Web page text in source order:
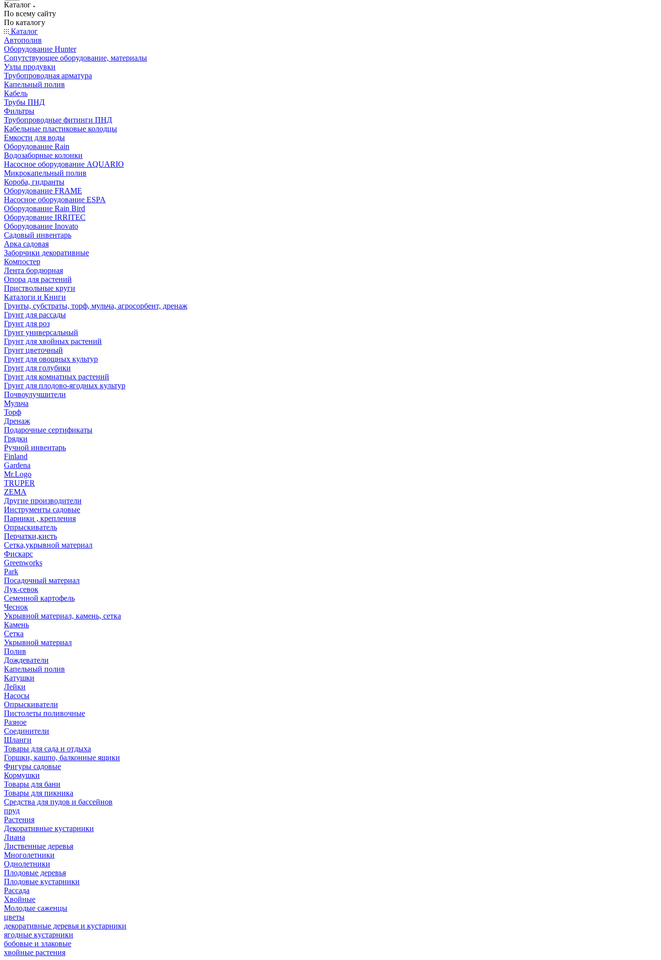
Каталог
По всему сайту
По каталогу
Каталог
Автополив
Оборудование Hunter
Сопутствующее оборудование, материалы
Узлы продувки
Трубопроводная арматура
Капельный полив
Кабель
Трубы ПНД
Фильтры
Трубопроводные фитинги ПНД
Кабельные пластиковые колодцы
Емкости для воды
Оборудование Rain
Водозаборные колонки
Насосное оборудование AQUARIO
Микрокапельный полив
Короба, гидранты
Оборудование FRAME
Насосное оборудование ESPA
Оборудование Rain Bird
Оборудование IRRITEC
Оборудование Inovato
Садовый инвентарь
Арка садовая
Заборчики декоративные
Компостер
Лента бордюрная
Опора для растений
Приствольные круги
Каталоги и Книги
Грунты, субстраты, торф, мульча, агросорбент, дренаж
Грунт для рассады
Грунт для роз
Грунт универсальный
Грунт для хвойных растений
Грунт цветочный
Грунт для овощных культур
Грунт для голубики
Грунт для комнатных растений
Грунт для плодово-ягодных культур
Почвоулучшители
Мульча
Торф
Дренаж
Подарочные сертификаты
Грядки
Ручной инвентарь
Finland
Gardena
Mr.Logo
TRUPER
ZEMA
Другие производители
Инструменты садовые
Парники , крепления
Опрыскиватель
Перчатки,кисть
Сетка,укрывной материал
Фискарс
Greenworks
Park
Посадочный материал
Лук-севок
Семенной картофель
Чеснок
Укрывной материал, камень, сетка
Камень
Сетка
Укрывной материал
Полив
Дождеватели
Капельный полив
Катушки
Лейки
Насосы
Опрыскиватели
Пистолеты поливочные
Разное
Соединители
Шланги
Товары для сада и отдыха
Горшки, кашпо, балконные ящики
Фигуры садовые
Кормушки
Товары для бани
Товары для пикника
Средства для пудов и бассейнов
пруд
Растения
Декоративные кустарники
Лиана
Лиственные деревья
Многолетники
Однолетники
Плодовые деревья
Плодовые кустарники
Рассада
Хвойные
Молодые саженцы
цветы
декоративные деревья и кустарники
ягодные кустарники
бобовые и злаковые
хвойные растения